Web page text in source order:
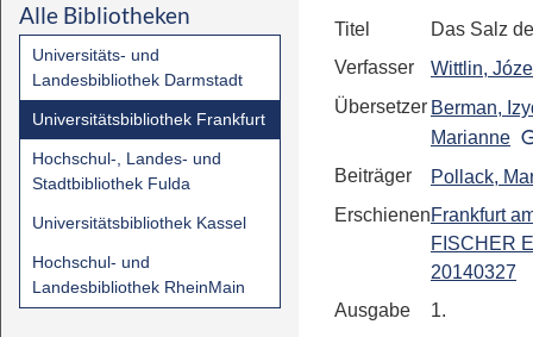
Alle Bibliotheken
Universitäts- und
Landesbibliothek Darmstadt
Universitätsbibliothek Frankfurt
Hochschul-, Landes- und
Stadtbibliothek Fulda
Universitätsbibliothek Kassel
Hochschul- und
Landesbibliothek RheinMain
Titel
Das Salz
Verfasser
Wittlin,
Übersetzer Berman,
Marianne
Beiträger
Pollack,
ErschienenFrankfurt
FISCHER
20140327
Ausgabe
1.